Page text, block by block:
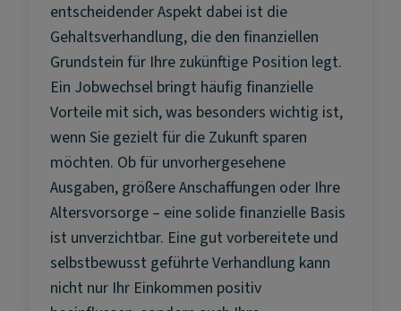
entscheidender Aspekt dabei ist die
Gehaltsverhandlung, die den finanziellen
Grundstein für Ihre zukünftige Position legt.
Ein Jobwechsel bringt häufig finanzielle
Vorteile mit sich, was besonders wichtig ist,
wenn Sie gezielt für die Zukunft sparen
möchten. Ob für unvorhergesehene
Ausgaben, größere Anschaffungen oder Ihre
Altersvorsorge – eine solide finanzielle Basis
ist unverzichtbar. Eine gut vorbereitete und
selbstbewusst geführte Verhandlung kann
nicht nur Ihr Einkommen positiv